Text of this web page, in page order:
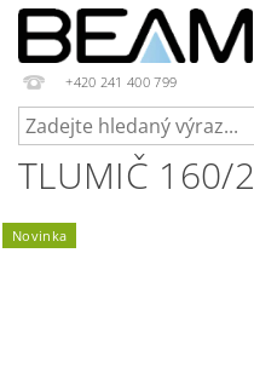
+420 241 400 799
TLUMIČ 160/
Novinka